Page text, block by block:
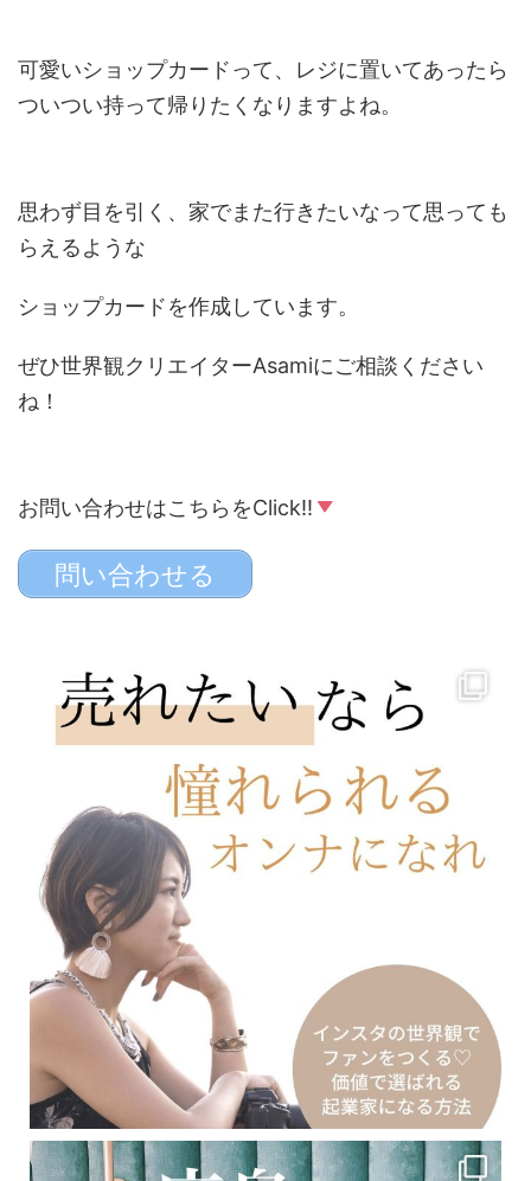
可愛いショップカードって、レジに置いてあったら
ついつい持って帰りたくなりますよね。
思わず目を引く、家でまた行きたいなって思っても
らえるような
ショップカードを作成しています。
ぜひ世界観クリエイターAsamiにご相談ください
ね！
お問い合わせはこちらをClick!!
問い合わせる